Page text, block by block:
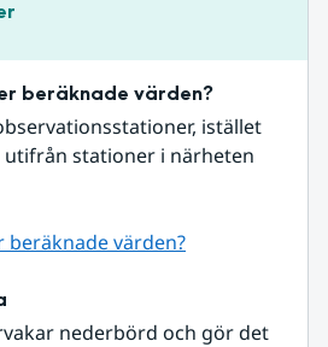
beräknade värden?
istället
utifrån stationer i närheten
värden?
nederbörd och gör det